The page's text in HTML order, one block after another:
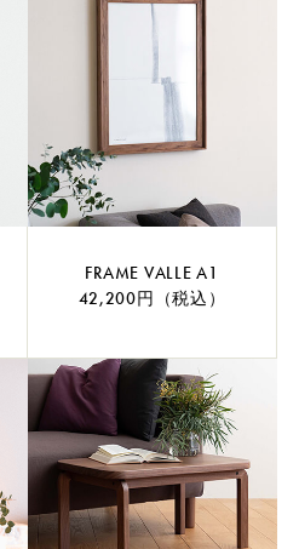
FRAME VALLE A1
42,200円（税込）